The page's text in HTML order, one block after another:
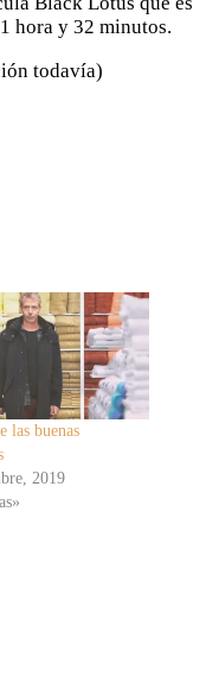
hora y 32 minutos.
todavía)
las buenas
2019